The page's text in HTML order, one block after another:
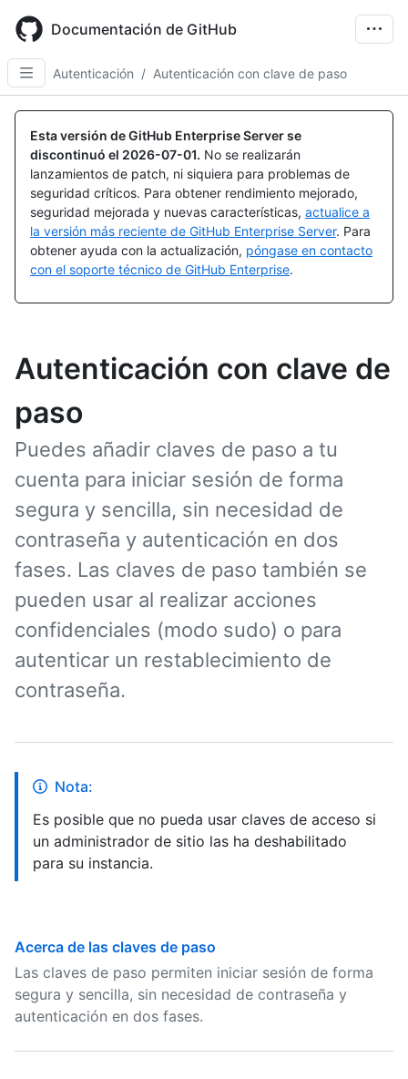
main
content
Documentación de GitHub
Autenticación / Autenticación con clave de paso
Esta versión de GitHub Enterprise Server se
discontinuó el 2026-07-01. No se realizarán
lanzamientos de patch, ni siquiera para problemas de
seguridad críticos. Para obtener rendimiento mejorado,
seguridad mejorada y nuevas características, actualice a
la versión más reciente de GitHub Enterprise Server. Para
obtener ayuda con la actualización, póngase en contacto
con el soporte técnico de GitHub Enterprise.
Autenticación con clave de
paso
Puedes añadir claves de paso a tu
cuenta para iniciar sesión de forma
segura y sencilla, sin necesidad de
contraseña y autenticación en dos
fases. Las claves de paso también se
pueden usar al realizar acciones
confidenciales (modo sudo) o para
autenticar un restablecimiento de
contraseña.
Nota:
Es posible que no pueda usar claves de acceso si
un administrador de sitio las ha deshabilitado
para su instancia.
Acerca de las claves de paso
Las claves de paso permiten iniciar sesión de forma
segura y sencilla, sin necesidad de contraseña y
autenticación en dos fases.